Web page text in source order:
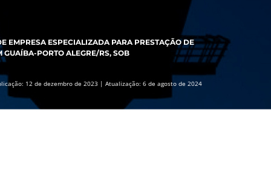
EMPRESA ESPECIALIZADA PARA PRESTAÇÃO DE
PORTO ALEGRE/RS, SOB
12 de dezembro de 2023 | Atualização: 6 de agosto de 2024